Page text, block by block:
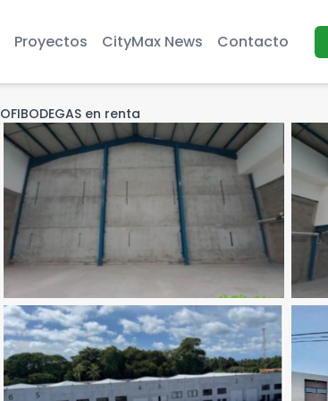
Proyectos CityMax News Contacto
OFIBODEGAS en renta